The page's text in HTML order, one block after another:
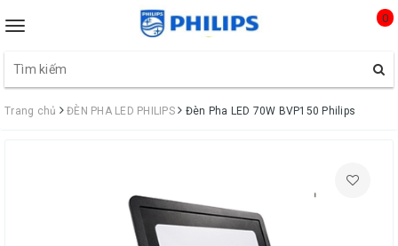
Toggle
0
Trang chủ ĐÈN PHA LED PHILIPS Đèn Pha LED 70W BVP150 Philips